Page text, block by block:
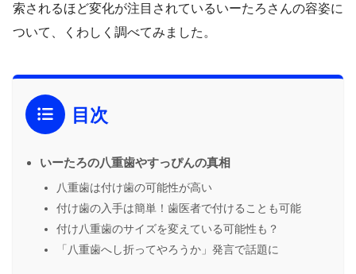
索されるほど変化が注目されているいーたろさんの容姿に
ついて、くわしく調べてみました。
目次
いーたろの八重歯やすっぴんの真相
八重歯は付け歯の可能性が高い
付け歯の入手は簡単！歯医者で付けることも可能
付け八重歯のサイズを変えている可能性も？
「八重歯へし折ってやろうか」発言で話題に